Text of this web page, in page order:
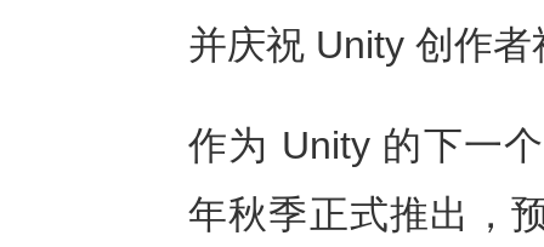
并庆祝 Unity 创作
作为 Unity 的下一
年秋季正式推出，